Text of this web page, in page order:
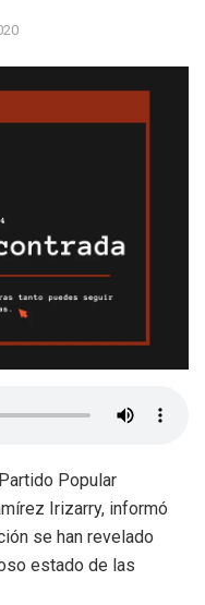
Popular
Irizarry, informó
se han revelado
estado de las